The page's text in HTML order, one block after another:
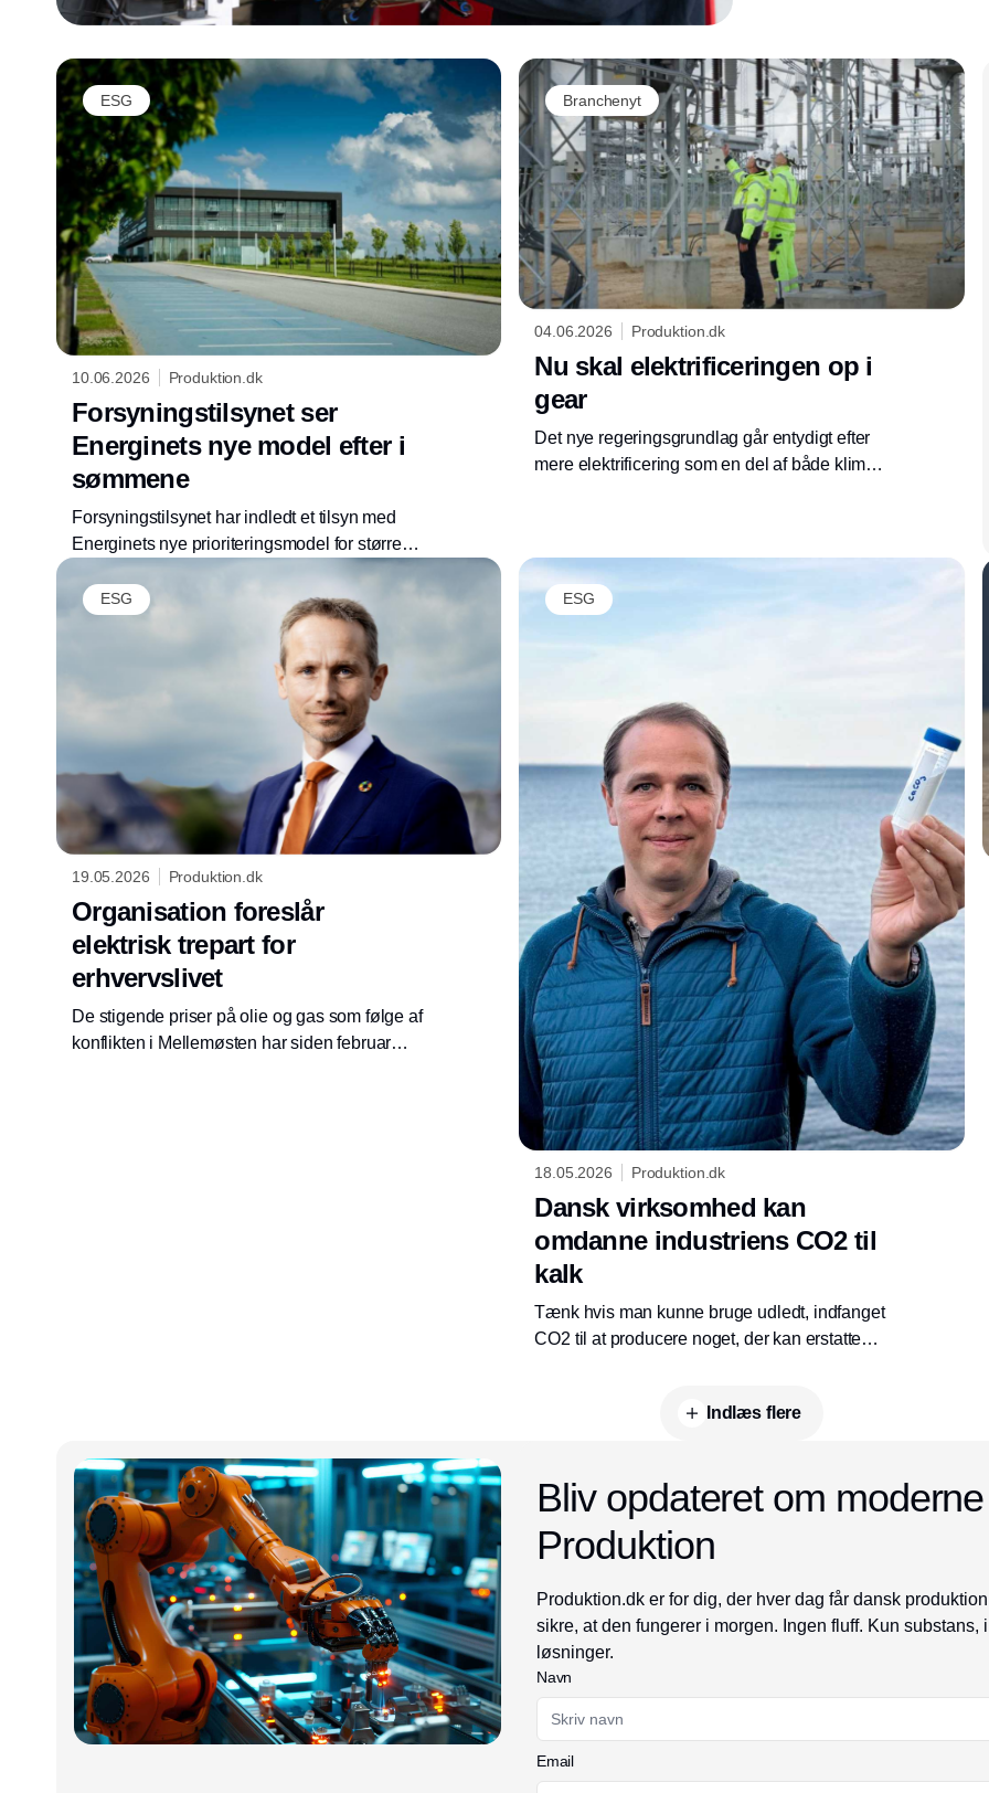
Annonce
ESG
10.06.2026 Produktion.dk
Forsyningstilsynet ser
Energinets nye model efter i
sømmene
Forsyningstilsynet har indledt et tilsyn med
Energinets nye prioriteringsmodel for større
nettilslutninger. Formålet er at afklare, om
Energinet kan tage modellen i brug uden
myndighedens forudgående godkendelse.
Branchenyt
04.06.2026 Produktion.dk
Nu skal elektrificeringen op i
gear
Det nye regeringsgrundlag går entydigt efter
mere elektrificering som en del af både klima-
ESG
19.05.2026 Produktion.dk
Organisation foreslår
elektrisk trepart for
erhvervslivet
De stigende priser på olie og gas som følge af
konflikten i Mellemøsten har siden februar
ESG
18.05.2026 Produktion.dk
Dansk virksomhed kan
omdanne industriens CO2 til
kalk
Tænk hvis man kunne bruge udledt, indfanget
CO2 til at producere noget, der kan erstatte
bakker ideen op med over 10 millioner.
Indlæs flere
Bliv opdateret om moderne
Produktion
Produktion.dk er for dig, der hver dag får dansk
sikre, at den fungerer i morgen. Ingen fluff. Kun substans,
løsninger.
Navn
Email